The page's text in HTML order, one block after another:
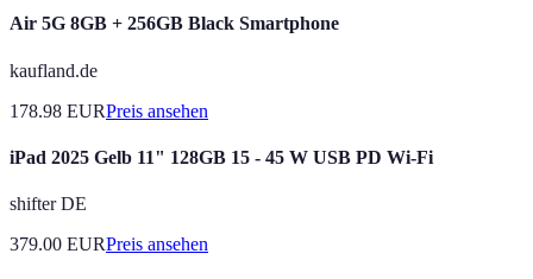
Air 5G 8GB + 256GB Black Smartphone
kaufland.de
178.98 EURPreis ansehen
iPad 2025 Gelb 11" 128GB 15 - 45 W USB PD Wi-Fi
shifter DE
379.00 EURPreis ansehen